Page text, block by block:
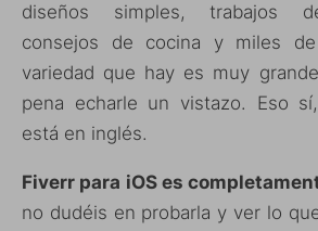
diseños simples, trabajos
consejos de cocina y miles
variedad que hay es muy
pena echarle un vistazo. Eso
está en inglés.
Fiverr para iOS es
no dudéis en probarla y ver lo